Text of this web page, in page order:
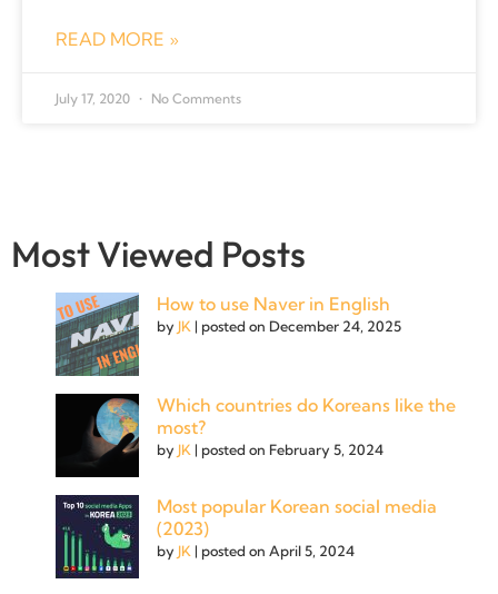
READ MORE »
July 17, 2020 No Comments
Most Viewed Posts
How to use Naver in English
by JK | posted on December 24, 2025
Which countries do Koreans like the
most?
by JK | posted on February 5, 2024
Most popular Korean social media
(2023)
by JK | posted on April 5, 2024